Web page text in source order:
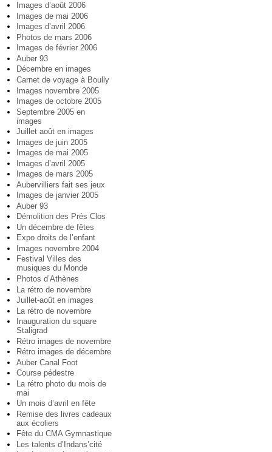
Images d’août 2006
Images de mai 2006
Images d’avril 2006
Photos de mars 2006
Images de février 2006
Auber 93
Décembre en images
Carnet de voyage à Boully
Images novembre 2005
Images de octobre 2005
Septembre 2005 en
images
Juillet août en images
Images de juin 2005
Images de mai 2005
Images d’avril 2005
Images de mars 2005
Aubervilliers fait ses jeux
Images de janvier 2005
Auber 93
Démolition des Prés Clos
Un décembre de fêtes
Expo droits de l’enfant
Images novembre 2004
Festival Villes des
musiques du Monde
Photos d’Athènes
La rétro de novembre
Juillet-août en images
La rétro de novembre
Inauguration du square
Staligrad
Rétro images de novembre
Rétro images de décembre
Auber Canal Foot
Course pédestre
La rétro photo du mois de
mai
Un mois d’avril en fête
Remise des livres cadeaux
aux écoliers
Fête du CMA Gymnastique
Les talents d’Indans’cité